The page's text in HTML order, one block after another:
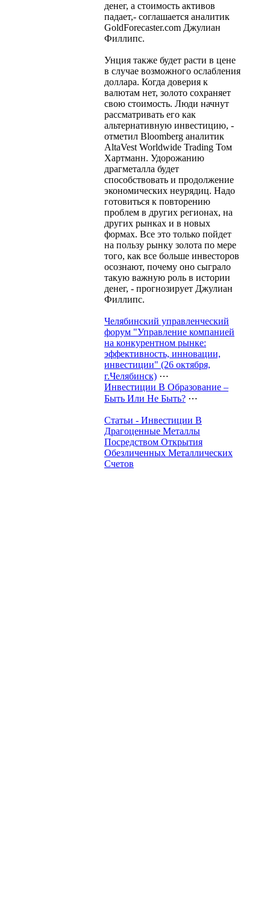
денег, а стоимость активов
падает,- соглашается аналитик
GoldForecaster.com Джулиан
Филлипс.
Унция также будет расти в цене
в случае возможного ослабления
доллара. Когда доверия к
валютам нет, золото сохраняет
свою стоимость. Люди начнут
рассматривать его как
альтернативную инвестицию, -
отметил Bloomberg аналитик
AltaVest Worldwide Trading Том
Хартманн. Удорожанию
драгметалла будет
способствовать и продолжение
экономических неурядиц. Надо
готовиться к повторению
проблем в других регионах, на
других рынках и в новых
формах. Все это только пойдет
на пользу рынку золота по мере
того, как все больше инвесторов
осознают, почему оно сыграло
такую важную роль в истории
денег, - прогнозирует Джулиан
Филлипс.
Челябинский управленческий
форум "Управление компанией
на конкурентном рынке:
эффективность, инновации,
инвестиции" (26 октября,
г.Челябинск) ⋯
Инвестиции В Образование –
Быть Или Не Быть? ⋯
Статьи - Инвестиции В
Драгоценные Металлы
Посредством Открытия
Обезличенных Металлических
Счетов